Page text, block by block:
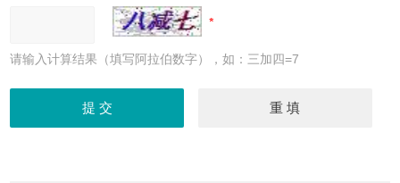
请输入计算结果（填写阿拉伯数字），如：三加四=7